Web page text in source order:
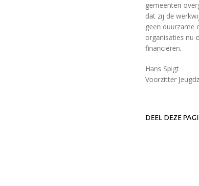
gemeenten
dat zij de
geen duurzame
organisaties nu
financieren.
Hans Spigt
Voorzitter
DEEL DEZE